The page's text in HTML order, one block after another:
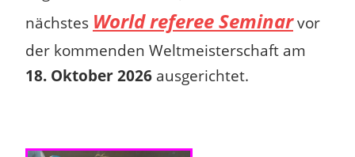
nächstes World referee Seminarvor
der kommenden Weltmeisterschaft am
18. Oktober 2026 ausgerichtet.